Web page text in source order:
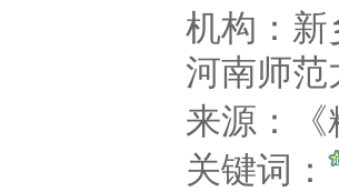
机构：新
河南师
来源：
关键词：